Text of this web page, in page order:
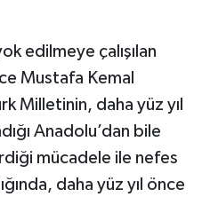
edilmeye çalışılan
Mustafa Kemal
Milletinin, daha yüz yıl
Anadolu’dan bile
mücadele ile nefes
daha yüz yıl önce